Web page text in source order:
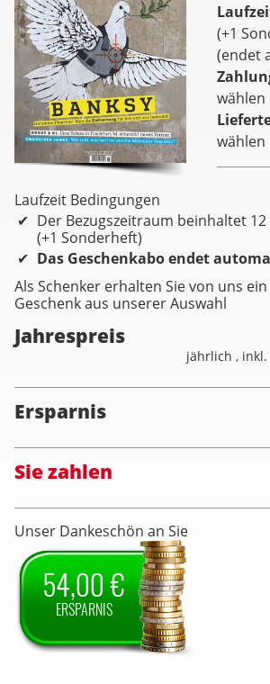
(+1
(endet
wählen
wählen
Laufzeit Bedingungen
Der Bezugszeitraum beinhaltet 12
(+1 Sonderheft)
Das Geschenkabo endet
Als Schenker erhalten Sie von uns
Geschenk aus unserer Auswahl
Jahrespreis
jährlich ,
Ersparnis
Sie zahlen
Unser Dankeschön an Sie
54,00 €
ERSPARNIS